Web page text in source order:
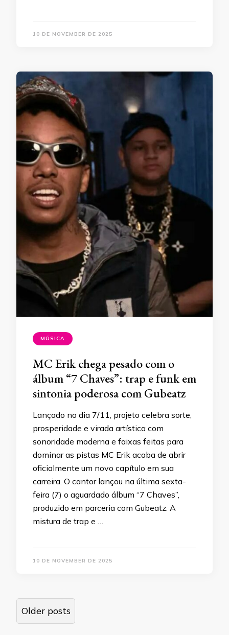
10 DE NOVEMBER DE 2025
MÚSICA
MC Erik chega pesado com o
álbum “7 Chaves”: trap e funk em
sintonia poderosa com Gubeatz
Lançado no dia 7/11, projeto celebra sorte,
prosperidade e virada artística com
sonoridade moderna e faixas feitas para
dominar as pistas MC Erik acaba de abrir
oficialmente um novo capítulo em sua
carreira. O cantor lançou na última sexta-
feira (7) o aguardado álbum “7 Chaves”,
produzido em parceria com Gubeatz. A
mistura de trap e …
10 DE NOVEMBER DE 2025
Posts
navigation
Older posts